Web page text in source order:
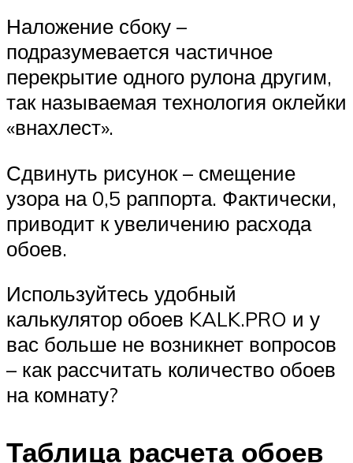
Наложение сбоку –
подразумевается частичное
перекрытие одного рулона другим,
так называемая технология оклейки
«внахлест».
Сдвинуть рисунок – смещение
узора на 0,5 раппорта. Фактически,
приводит к увеличению расхода
обоев.
Используйтесь удобный
калькулятор обоев KALK.PRO и у
вас больше не возникнет вопросов
– как рассчитать количество обоев
на комнату?
Таблица расчета обоев